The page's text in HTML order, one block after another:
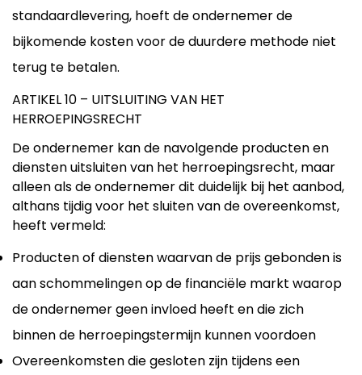
standaardlevering, hoeft de ondernemer de
bijkomende kosten voor de duurdere methode niet
terug te betalen.
ARTIKEL 10 – UITSLUITING VAN HET
HERROEPINGSRECHT
De ondernemer kan de navolgende producten en
diensten uitsluiten van het herroepingsrecht, maar
alleen als de ondernemer dit duidelijk bij het aanbod,
althans tijdig voor het sluiten van de overeenkomst,
heeft vermeld:
Producten of diensten waarvan de prijs gebonden is
aan schommelingen op de financiële markt waarop
de ondernemer geen invloed heeft en die zich
binnen de herroepingstermijn kunnen voordoen
Overeenkomsten die gesloten zijn tijdens een